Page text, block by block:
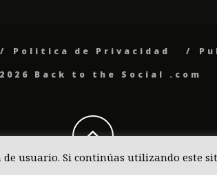
Politica de Privacidad
Back to the Social .com
usuario. Si continúas utilizando este